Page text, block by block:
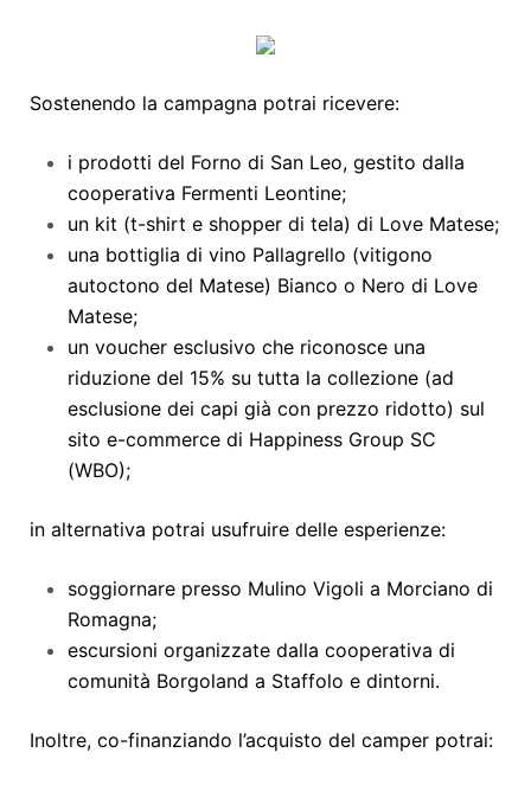
Sostenendo la campagna potrai ricevere:
i prodotti del Forno di San Leo, gestito dalla
cooperativa Fermenti Leontine;
un kit (t-shirt e shopper di tela) di Love Matese;
una bottiglia di vino Pallagrello (vitigono
autoctono del Matese) Bianco o Nero di Love
Matese;
un voucher esclusivo che riconosce una
riduzione del 15% su tutta la collezione (ad
esclusione dei capi già con prezzo ridotto) sul
sito e-commerce di Happiness Group SC
(WBO);
in alternativa potrai usufruire delle esperienze:
soggiornare presso Mulino Vigoli a Morciano di
Romagna;
escursioni organizzate dalla cooperativa di
comunità Borgoland a Staffolo e dintorni.
Inoltre, co-finanziando l’acquisto del camper potrai: